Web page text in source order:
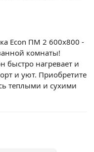
Econ ПМ 2 600x800 -
комнаты!
нагревает и
и уют. Приобретите
теплыми и сухими